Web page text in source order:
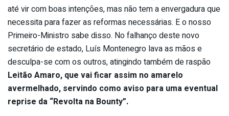
até vir com boas intenções, mas não tem a envergadura que
necessita para fazer as reformas necessárias. E o nosso
Primeiro-Ministro sabe disso. No falhanço deste novo
secretário de estado, Luís Montenegro lava as mãos e
desculpa-se com os outros, atingindo também de raspão
Leitão Amaro, que vai ficar assim no amarelo
avermelhado, servindo como aviso para uma eventual
reprise da “Revolta na Bounty”.